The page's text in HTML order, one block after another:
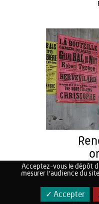
Acceptez-vous le dépôt
mesurer l'audience du
✓ Accepter